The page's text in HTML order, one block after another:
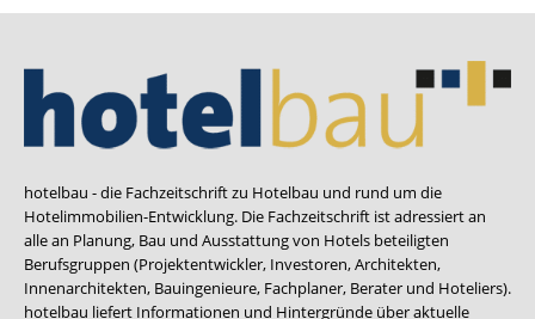
hotelbau - die Fachzeitschrift zu Hotelbau und rund um die
Hotelimmobilien-Entwicklung. Die Fachzeitschrift ist adressiert an
alle an Planung, Bau und Ausstattung von Hotels beteiligten
Berufsgruppen (Projektentwickler, Investoren, Architekten,
Innenarchitekten, Bauingenieure, Fachplaner, Berater und Hoteliers).
hotelbau liefert Informationen und Hintergründe über aktuelle